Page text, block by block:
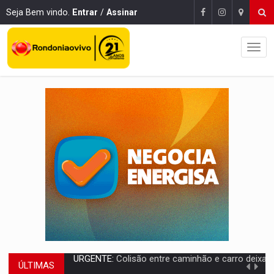
Seja Bem vindo. Entrar / Assinar
ÚLTIMAS ENCONTRO: Amazônia Negra ganha projeção nacional com participação de